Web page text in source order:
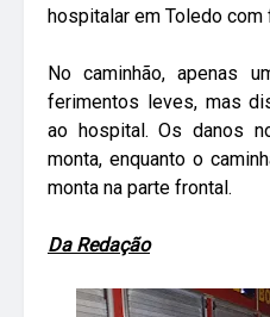
hospitalar em Toledo
No caminhão, apenas
ferimentos leves, mas
ao hospital. Os danos
monta, enquanto o
monta na parte frontal.
Da Redação